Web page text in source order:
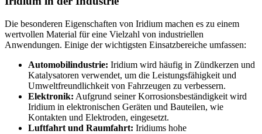
Die besonderen Eigenschaften von Iridium machen es zu einem
wertvollen Material für eine Vielzahl von industriellen
Anwendungen. Einige der wichtigsten Einsatzbereiche umfassen:
Automobilindustrie: Iridium wird häufig in Zündkerzen und
Katalysatoren verwendet, um die Leistungsfähigkeit und
Umweltfreundlichkeit von Fahrzeugen zu verbessern.
Elektronik: Aufgrund seiner Korrosionsbeständigkeit wird
Iridium in elektronischen Geräten und Bauteilen, wie
Kontakten und Elektroden, eingesetzt.
Luftfahrt und Raumfahrt: Iridiums hohe